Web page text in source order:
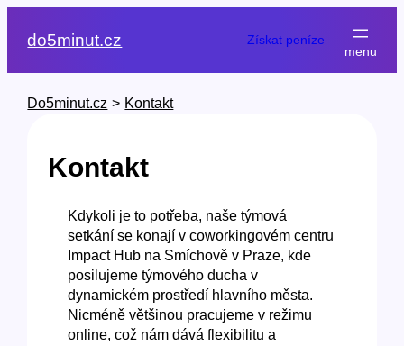
do5minut.cz Získat peníze
Do5minut.cz > Kontakt
Kontakt
Kdykoli je to potřeba, naše týmová
setkání se konají v coworkingovém centru
Impact Hub na Smíchově v Praze, kde
posilujeme týmového ducha v
dynamickém prostředí hlavního města.
Nicméně většinou pracujeme v režimu
online, což nám dává flexibilitu a